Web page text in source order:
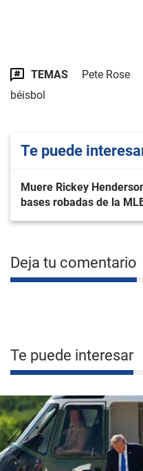
TEMAS Pete Rose
béisbol
Te puede
Muere Rickey
bases robadas de la
Deja tu comentario
Te puede interesar